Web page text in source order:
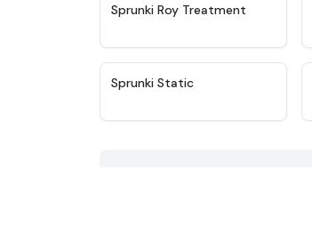
★
Sprunki Roy Treatment
Sprunki Static